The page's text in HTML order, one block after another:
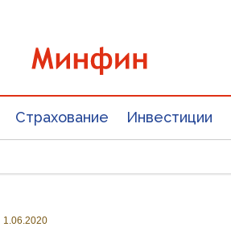
Страхование Инвестиции
1.06.2020